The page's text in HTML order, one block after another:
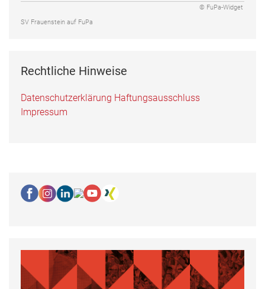
© FuPa-Widget
SV Frauenstein auf FuPa
Rechtliche Hinweise
Datenschutzerklärung Haftungsausschluss
Impressum